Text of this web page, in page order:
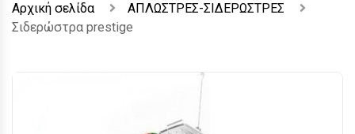
Αρχική σελίδα
ΑΠΛΩΣΤΡΕΣ-ΣΙΔΕΡΩΣΤΡΕΣ
Σιδερώστρα prestige